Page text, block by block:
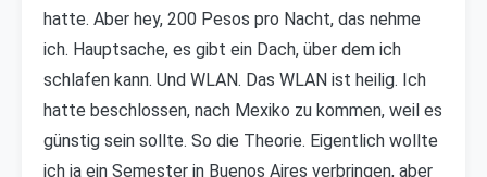
hatte. Aber hey, 200 Pesos pro Nacht, das nehme
ich. Hauptsache, es gibt ein Dach, über dem ich
schlafen kann. Und WLAN. Das WLAN ist heilig. Ich
hatte beschlossen, nach Mexiko zu kommen, weil es
günstig sein sollte. So die Theorie. Eigentlich wollte
ich ja ein Semester in Buenos Aires verbringen, aber